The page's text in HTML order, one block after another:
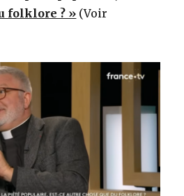
folklore ? » (Voir